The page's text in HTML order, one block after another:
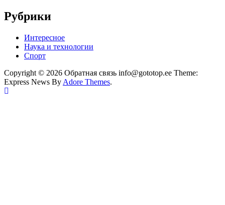
Рубрики
Интересное
Наука и технологии
Спорт
Copyright © 2026 Обратная связь info@gototop.ee Theme:
Express News By Adore Themes.